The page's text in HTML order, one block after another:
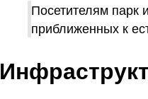
Посетителям парк
приближенных к